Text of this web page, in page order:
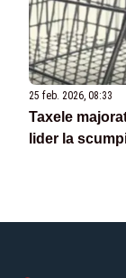
25 feb. 2026, 08:33
Taxele
lider la